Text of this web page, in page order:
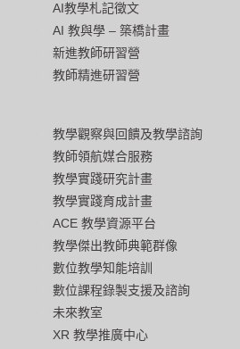
AI教學札記徵文
AI 教與學 – 築橋計畫
新進教師研習營
教師精進研習營
教學觀察與回饋及教學諮詢
教師領航媒合服務
教學實踐研究計畫
教學實踐育成計畫
ACE 教學資源平台
教學傑出教師典範群像
數位教學知能培訓
數位課程錄製支援及諮詢
未來教室
XR 教學推廣中心